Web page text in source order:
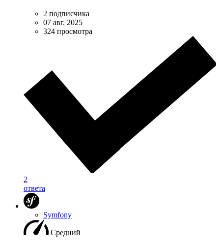
2 подписчика
07 авг. 2025
324 просмотра
2
ответа
Symfony
Средний